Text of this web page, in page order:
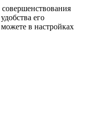
совершенствования
его
в настройках